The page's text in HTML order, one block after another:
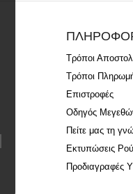
Τρόποι
Τρόποι
Επιστροφές
Οδηγός
Πείτε μας τη
Εκτυπώσεις
Προδιαγραφές